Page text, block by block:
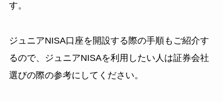
す。
ジュニアNISA口座を開設する際の手順もご紹介す
るので、ジュニアNISAを利用したい人は証券会社
選びの際の参考にしてください。